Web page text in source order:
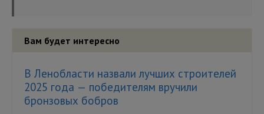
Вам будет интересно
В Ленобласти назвали лучших строителей
2025 года — победителям вручили
бронзовых бобров